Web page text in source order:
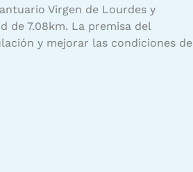
Virgen de Lourdes y
de 7.08km. La premisa del
y mejorar las condiciones de